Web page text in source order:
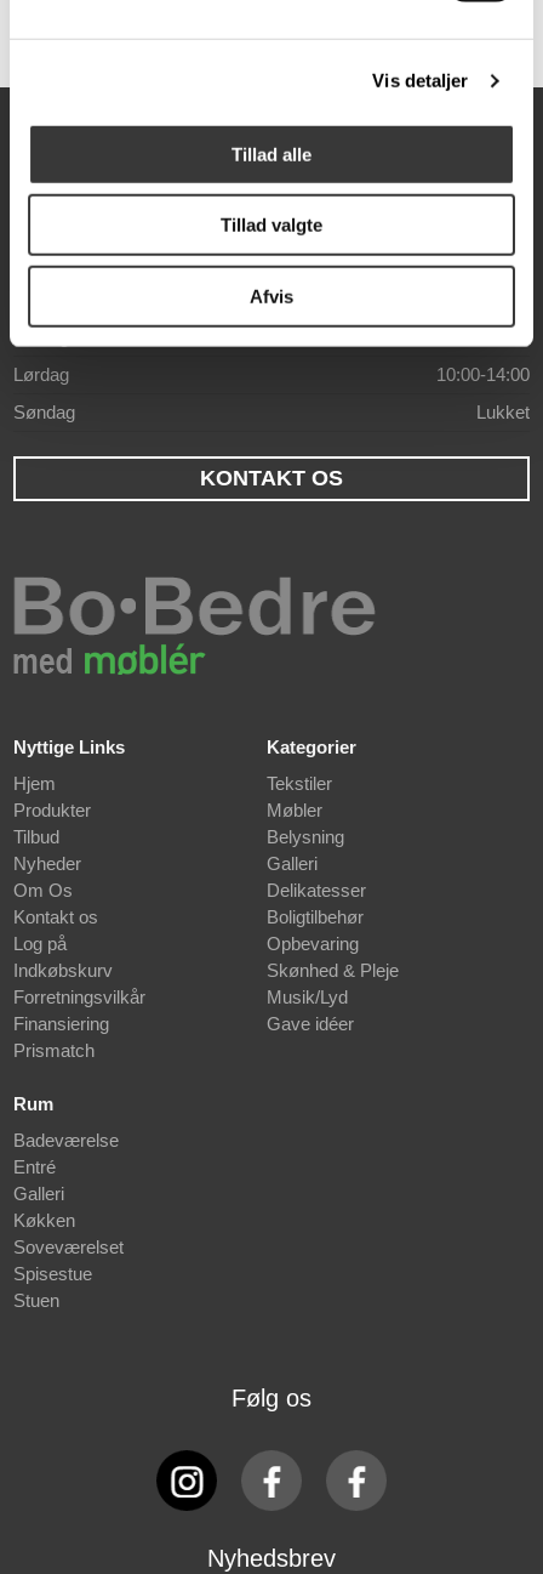
Vis detaljer
Tillad alle
Tillad valgte
Afvis
Mandag
10:00-17:30
Onsdag
10:00-17:30
Lørdag
10:00-14:00
Søndag
Lukket
KONTAKT OS
Nyttige Links
Hjem
Produkter
Tilbud
Nyheder
Om Os
Kontakt os
Log på
Indkøbskurv
Forretningsvilkår
Finansiering
Prismatch
Kategorier
Tekstiler
Møbler
Belysning
Galleri
Delikatesser
Boligtilbehør
Opbevaring
Skønhed & Pleje
Musik/Lyd
Gave idéer
Rum
Badeværelse
Entré
Galleri
Køkken
Soveværelset
Spisestue
Stuen
Følg os
Nyhedsbrev